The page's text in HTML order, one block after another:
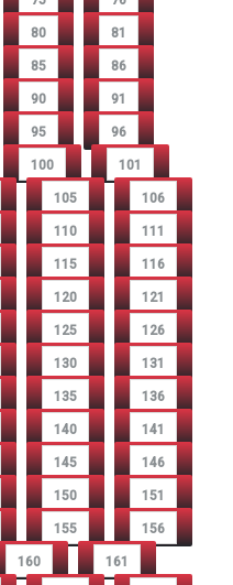
80 81
85 86
90 91
95 96
100 101
105 106
110 111
115 116
120 121
125 126
130 131
135 136
140 141
145 146
150 151
155 156
160 161